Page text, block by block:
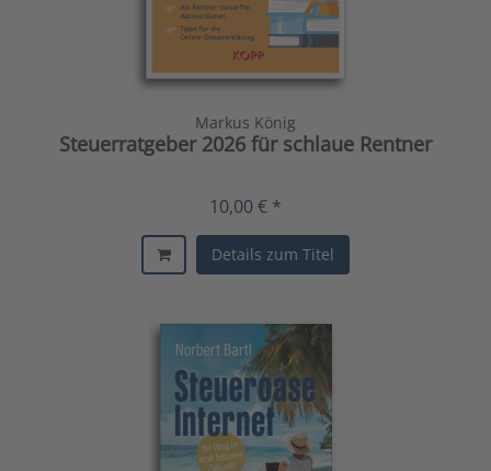
Markus König
Steuerratgeber 2026 für schlaue Rentner
10,00 € *
Details zum Titel